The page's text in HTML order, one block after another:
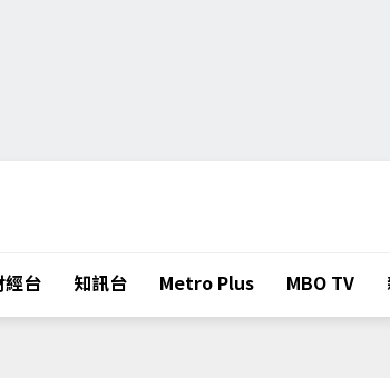
經台 知訊台 Metro Plus MBO TV